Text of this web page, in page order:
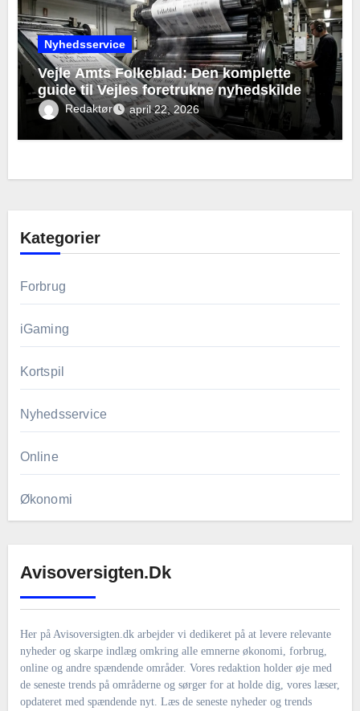
Nyhedsservice
Vejle Amts Folkeblad: Den komplette
guide til Vejles foretrukne nyhedskilde
Redaktør april 22, 2026
Kategorier
Forbrug
iGaming
Kortspil
Nyhedsservice
Online
Økonomi
Avisoversigten.dk
Her på Avisoversigten.dk arbejder vi dedikeret på at levere relevante
nyheder og skarpe indlæg omkring alle emnerne økonomi, forbrug,
online og andre spændende områder. Vores redaktion holder øje med
de seneste trends på områderne og sørger for at holde dig, vores læser,
opdateret med spændende nyt. Læs de seneste nyheder og trends